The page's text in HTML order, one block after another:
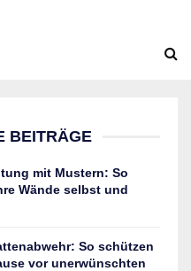
BEITRÄGE
mit Mustern: So
Wände selbst und
So schützen
vor unerwünschten